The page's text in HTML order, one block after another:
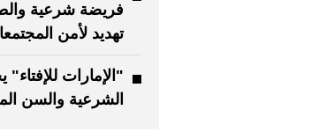
فريضة شرعية
تهديد لأمن
"الإمارات
الشرعية والسن